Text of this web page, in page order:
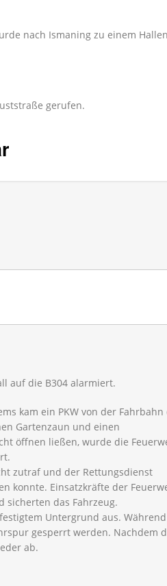
nach Ismaning zu einem
gerufen.
auf die B304 alarmiert.
kam ein PKW von der Fahrbahn
Gartenzaun und einen
öffnen ließen, wurde die
zutraf und der Rettungsdienst
konnte. Einsatzkräfte der
sicherten das Fahrzeug.
Untergrund aus.
gesperrt werden. Nachdem
ab.